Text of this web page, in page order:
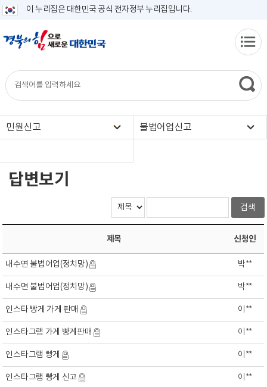
이 누리집은 대한민국 공식 전자정부 누리집입니다.
민원신고 불법어업신고
답변보기
제목 신청인
내수면 불법어업(정치망) 박**
내수면 불법어업(정치망) 박**
인스타 빵게 가게 판매 이**
인스타그램 가게 빵게판매 이**
인스타그램 빵게 이**
인스타그램 빵게 신고 이**